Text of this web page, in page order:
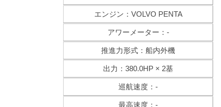
エンジン：VOLVO PENTA
アワーメーター：-
推進力形式：船内外機
出力：380.0HP × 2基
巡航速度：-
最高速度：-